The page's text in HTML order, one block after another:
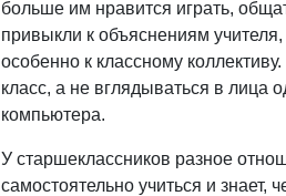
больше им нравится играть,
привыкли к объяснениям
особенно к классному
класс, а не вглядываться в лица
компьютера.
У старшеклассников разное
самостоятельно учиться и знает,